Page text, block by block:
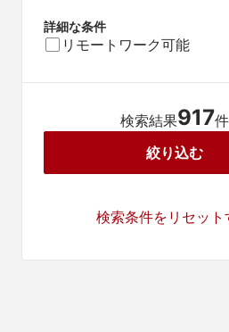
詳細な条件
リモートワーク可能
検索結果917件
絞り込む
検索条件をリセット